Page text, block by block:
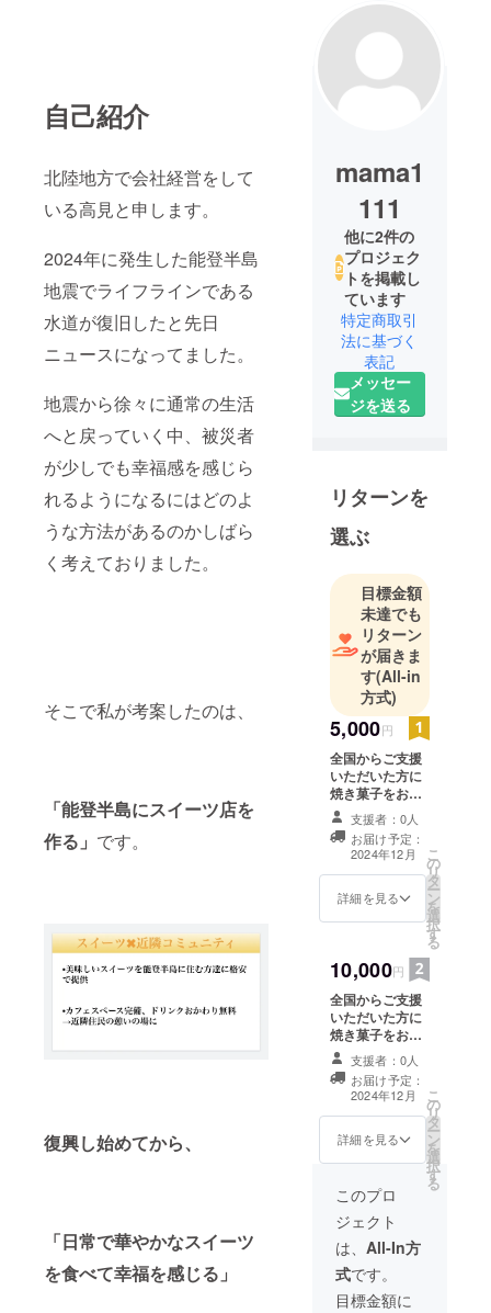
自己紹介
北陸地方で会社経営をして
いる高見と申します。
2024年に発生した能登半島
地震でライフラインである
水道が復旧したと先日
ニュースになってました。
地震から徐々に通常の生活
へと戻っていく中、被災者
が少しでも幸福感を感じら
れるようになるにはどのよ
うな方法があるのかしばら
く考えておりました。
そこで私が考案したのは、
「能登半島にスイーツ店を
作る」 です。
復興し始めてから、
「日常で華やかなスイーツ
を食べて幸福を感じる」
mama1
111
他に2件の
プロジェク
トを掲載し
ています
特定商取引
法に基づく
表記
メッセー
ジを送る
リターンを
選ぶ
目標金額
未達でも
リターン
が届きま
す(All-in
方式)
5,000円
全国からご支援
いただいた方に
焼き菓子をお送
りします。 •支援
金額 5000円 お
礼の手紙、クッ
キー2種類（各種
1枚入り） 原材
料及び添加物等
す。 商品開封前
には必ずお届け
のリターンに貼
付されたラベル
や注意書きをご
確認ください。
2024年7月にス
イーツ店の物件
確定を予定して
は店舗住所など
は未定です。
支援者：0人
お届け予定：
2024年12月
詳細を見る
こ
の
リ
タ
ー
ン
を
選
択
す
る
10,000円
全国からご支援
いただいた方に
焼き菓子をお送
りします。 •支援
金額 10000円
以上 お礼の手
紙、焼き菓子詰
め合わせセット
（焼き菓子3種類
品表示はお届け
商品のラベルに
表記されます。
商品開封前には
必ずお届けのリ
ターンに貼付さ
れたラベルや注
支援者：0人
お届け予定：
2024年12月
詳細を見る
こ
の
リ
タ
ー
ン
を
選
択
す
る
このプロ
ジェクト
は、 All-In方
式です。
目標金額に